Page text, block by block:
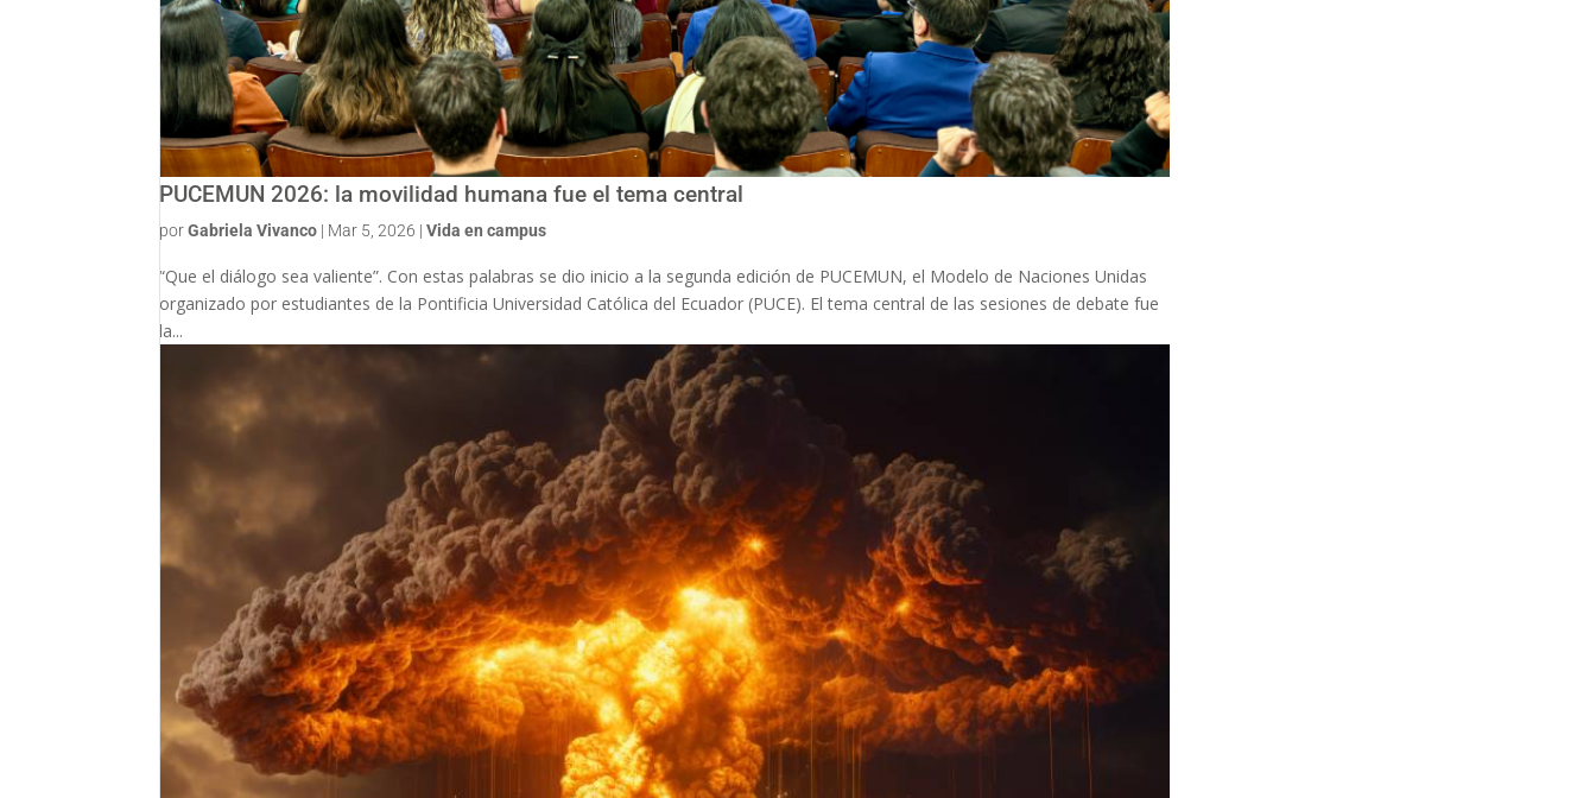
PUCEMUN 2026: la movilidad humana fue el tema central
porGabriela Vivanco | Mar 5, 2026 |Vida en campus
“Que el diálogo sea valiente”. Con estas palabras se dio inicio a la segunda edición de PUCEMUN, el Modelo de Naciones Unidas
organizado por estudiantes de la Pontificia Universidad Católica del Ecuador (PUCE). El tema central de las sesiones de debate fue
la...